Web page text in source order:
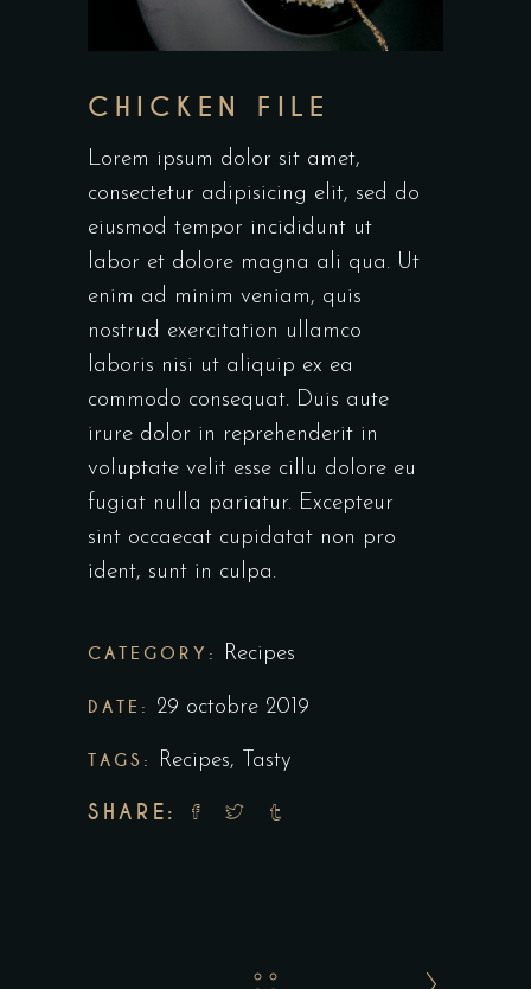
CHICKEN FILE
Lorem ipsum dolor sit amet,
consectetur adipisicing elit, sed do
eiusmod tempor incididunt ut
labor et dolore magna ali qua. Ut
enim ad minim veniam, quis
nostrud exercitation ullamco
laboris nisi ut aliquip ex ea
commodo consequat. Duis aute
irure dolor in reprehenderit in
voluptate velit esse cillu dolore eu
fugiat nulla pariatur. Excepteur
sint occaecat cupidatat non pro
ident, sunt in culpa.
CATEGORY: Recipes
DATE: 29 octobre 2019
TAGS: Recipes, Tasty
SHARE: